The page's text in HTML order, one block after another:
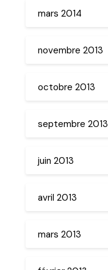
mars 2014
novembre 2013
octobre 2013
septembre 2013
juin 2013
avril 2013
mars 2013